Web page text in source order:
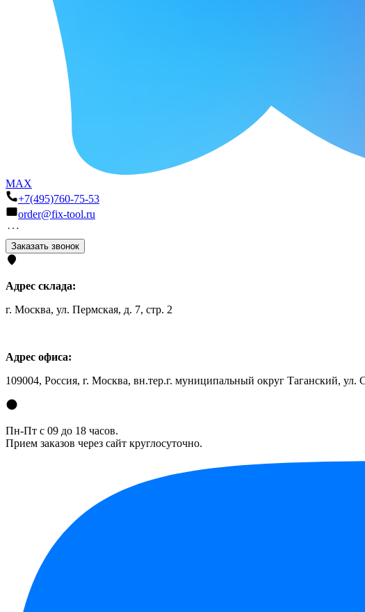
MAX
+7(495)760-75-53
order@fix-tool.ru
Заказать звонок
Адрес склада:
г. Москва, ул. Пермская, д. 7, стр. 2
Адрес офиса:
109004, Россия, г. Москва, вн.тер.г. муниципальный округ Таганский, ул.
Пн-Пт с 09 до 18 часов.
Прием заказов через сайт круглосуточно.